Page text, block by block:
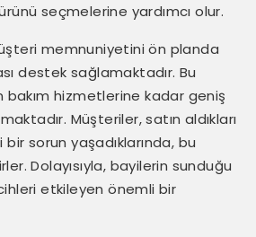
seçmelerine yardımcı olur.
memnuniyetini ön planda
destek sağlamaktadır. Bu
hizmetlerine kadar geniş
Müşteriler, satın aldıkları
sorun yaşadıklarında, bu
Dolayısıyla, bayilerin sunduğu
etkileyen önemli bir